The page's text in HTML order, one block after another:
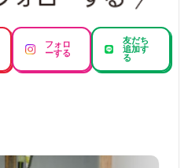
フォロ
ーする
友だち
追加す
る